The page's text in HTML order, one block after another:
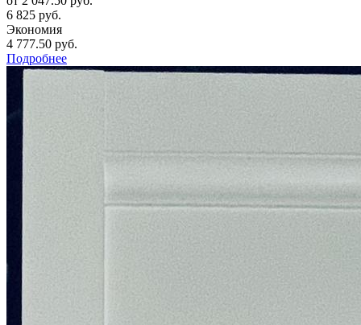
6 825 руб.
Экономия
4 777.50 руб.
Подробнее